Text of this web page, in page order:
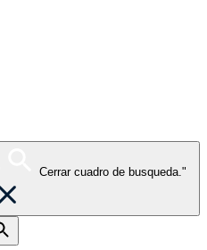
Cerrar cuadro de busqueda."